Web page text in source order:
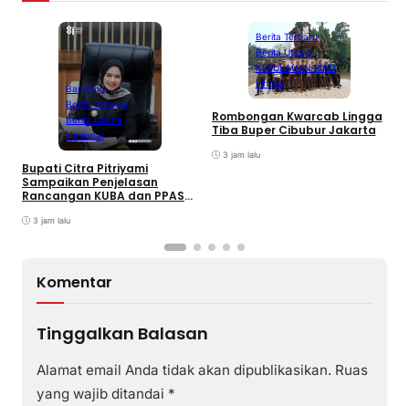
Bandung
Berita Terbaru
Berita Utama
Nasional
Bupati Citra Pitriyami
Sampaikan Penjelasan
Rancangan KUBA dan PPASP
3 jam lalu
Berita Terbaru
Berita Utama
KEPULAUAN RIAU
Lingga
Rombongan Kwarcab Lingga
Tiba Buper Cibubur Jakarta
3 jam lalu
Komentar
Tinggalkan Balasan
Alamat email Anda tidak akan dipublikasikan. Ruas
yang wajib ditandai *